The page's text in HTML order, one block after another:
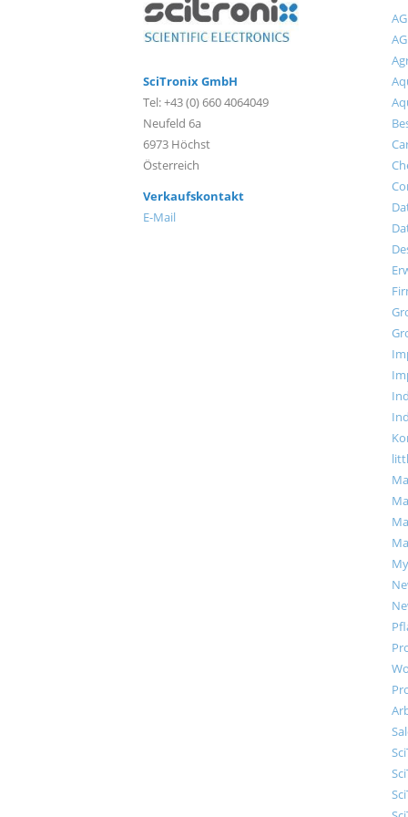
SciTronix GmbH
Tel: +43 (0) 660 4064049
Neufeld 6a
6973 Höchst
Österreich
Verkaufskontakt
E-Mail